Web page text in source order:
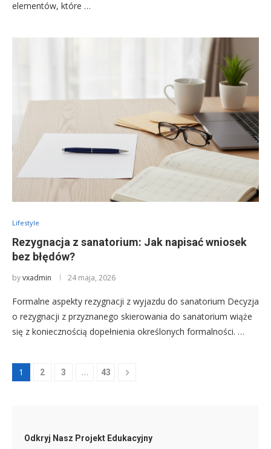
elementów, które …
Lifestyle
Rezygnacja z sanatorium: Jak napisać wniosek
bez błędów?
byvxadmin 24 maja, 2026
Formalne aspekty rezygnacji z wyjazdu do sanatorium Decyzja
o rezygnacji z przyznanego skierowania do sanatorium wiąże
się z koniecznością dopełnienia określonych formalności. …
1 2 3 … 43
Odkryj Nasz Projekt Edukacyjny